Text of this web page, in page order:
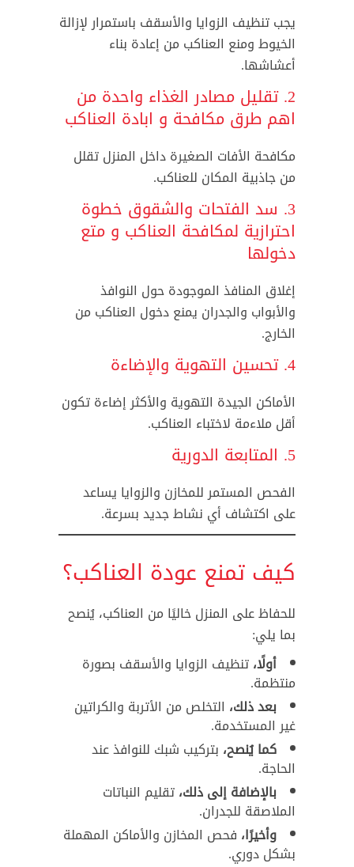
يجب تنظيف الزوايا والأسقف باستمرار لإزالة
الخيوط ومنع العناكب من إعادة بناء
أعشاشها.
2. تقليل مصادر الغذاء واحدة من
اهم طرق مكافحة و ابادة العناكب
مكافحة الأفات الصغيرة داخل المنزل تقلل
من جاذبية المكان للعناكب.
3. سد الفتحات والشقوق خطوة
احترازية لمكافحة العناكب و متع
دخولها
إغلاق المنافذ الموجودة حول النوافذ
والأبواب والجدران يمنع دخول العناكب من
الخارج.
4. تحسين التهوية والإضاءة
الأماكن الجيدة التهوية والأكثر إضاءة تكون
أقل ملاءمة لاختباء العناكب.
5. المتابعة الدورية
الفحص المستمر للمخازن والزوايا يساعد
على اكتشاف أي نشاط جديد بسرعة.
كيف تمنع عودة العناكب؟
للحفاظ على المنزل خاليًا من العناكب، يُنصح
بما يلي:
أولًا،تنظيف الزوايا والأسقف بصورة
منتظمة.
بعد ذلك، التخلص من الأتربة والكراتين
غير المستخدمة.
كما يُنصح، بتركيب شبك للنوافذ عند
الحاجة.
بالإضافة إلى ذلك،تقليم النباتات
الملاصقة للجدران.
وأخيرًا، فحص المخازن والأماكن المهملة
بشكل دوري.